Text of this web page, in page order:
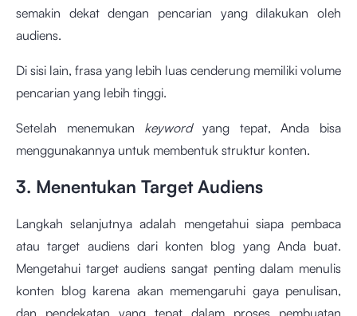
semakin dekat dengan pencarian yang dilakukan oleh
audiens.
Di sisi lain, frasa yang lebih luas cenderung memiliki volume
pencarian yang lebih tinggi.
Setelah menemukan keywordyang tepat, Anda bisa
menggunakannya untuk membentuk struktur konten.
3. Menentukan Target Audiens
Langkah selanjutnya adalah mengetahui siapa pembaca
atau target audiens dari konten blog yang Anda buat.
Mengetahui target audiens sangat penting dalam menulis
konten blog karena akan memengaruhi gaya penulisan,